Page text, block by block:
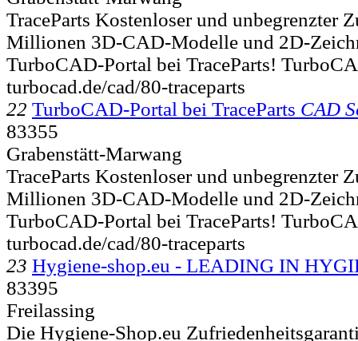
TraceParts Kostenloser und unbegrenzter
Millionen 3D-CAD-Modelle und 2D-
TurboCAD-Portal bei TraceParts!
turbocad.de/cad/80-traceparts
22 TurboCAD-Portal bei TraceParts CAD
83355
Grabenstätt-Marwang
TraceParts Kostenloser und unbegrenzter
Millionen 3D-CAD-Modelle und 2D-
TurboCAD-Portal bei TraceParts!
turbocad.de/cad/80-traceparts
23 Hygiene-shop.eu - LEADING IN
83395
Freilassing
Die Hygiene-Shop.eu